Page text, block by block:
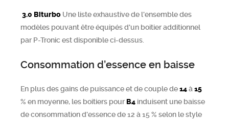
3.0 Biturbo Une liste exhaustive de l'ensemble des
modèles pouvant être équipés d'un boitier additionnel
par P-Tronic est disponible ci-dessus.
Consommation d’essence en baisse
En plus des gains de puissance et de couple de14à 15
% en moyenne, les boitiers pour B4 induisent une baisse
de consommation d'essence de 12 à 15 % selon le style